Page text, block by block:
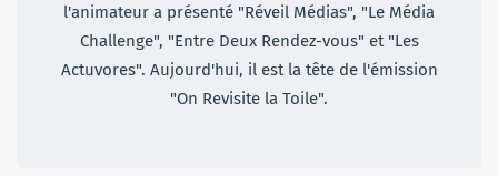
l'animateur a présenté "Réveil Médias", "Le Média
Challenge", "Entre Deux Rendez-vous" et "Les
Actuvores". Aujourd'hui, il est la tête de l'émission
"On Revisite la Toile".